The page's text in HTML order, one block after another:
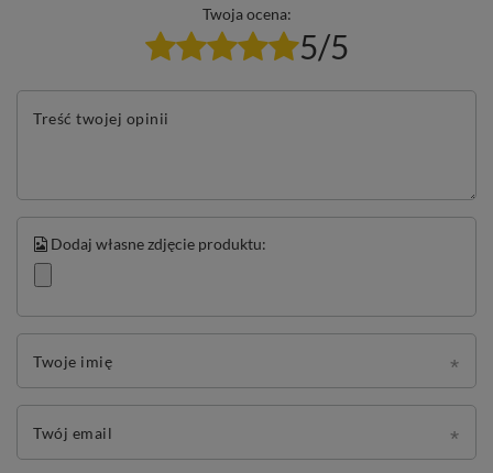
Twoja ocena:
5/5
Treść twojej opinii
Dodaj własne zdjęcie produktu:
Twoje imię
Twój email